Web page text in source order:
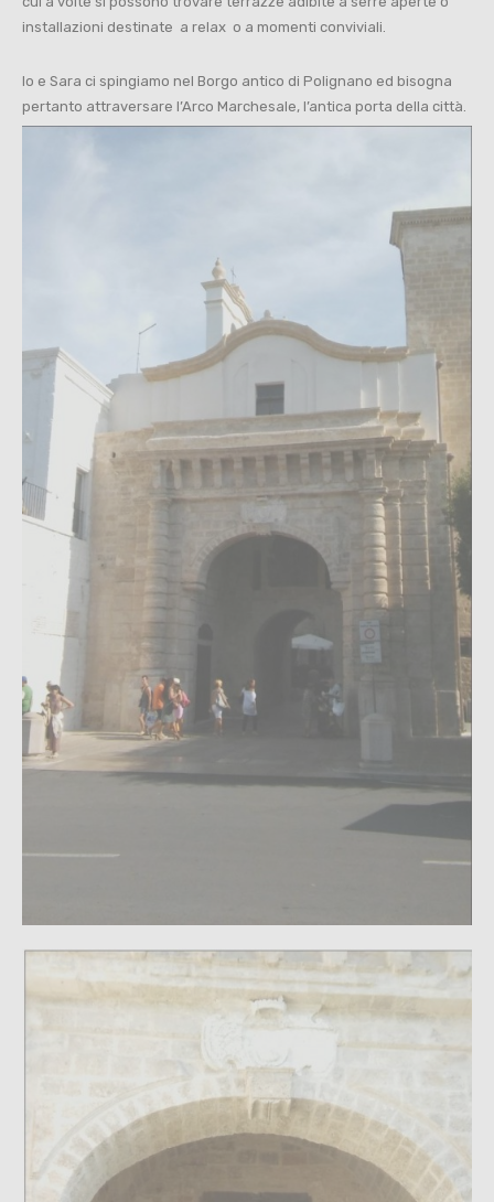
installazioni destinate a relax o a momenti conviviali.
Io e Sara ci spingiamo nel Borgo antico di Polignano ed bisogna
pertanto attraversare l’Arco Marchesale, l’antica porta della città.